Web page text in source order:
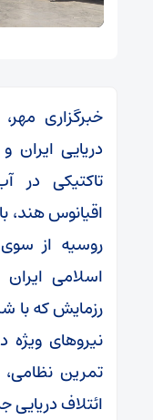
خبرگزاری
دریایی
تاکتیکی در
اقیانوس هند،
روسیه از
اسلامی
رزمایش که با
نیروهای ویژه
تمرین
ائتلاف دریایی